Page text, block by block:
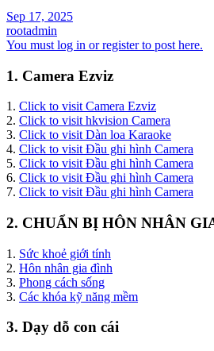
Sep 17, 2025
rootadmin
You must log in or register to post here.
1. Camera Ezviz
1. Click to visit Camera Ezviz
2. Click to visit hkvision Camera
3. Click to visit Dàn loa Karaoke
4. Click to visit Đầu ghi hình Camera
5. Click to visit Đầu ghi hình Camera
6. Click to visit Đầu ghi hình Camera
7. Click to visit Đầu ghi hình Camera
2. CHUẨN BỊ HÔN NHÂN
1. Sức khoẻ giới tính
2. Hôn nhân gia đình
3. Phong cách sống
3. Các khóa kỹ năng mềm
3. Dạy dỗ con cái